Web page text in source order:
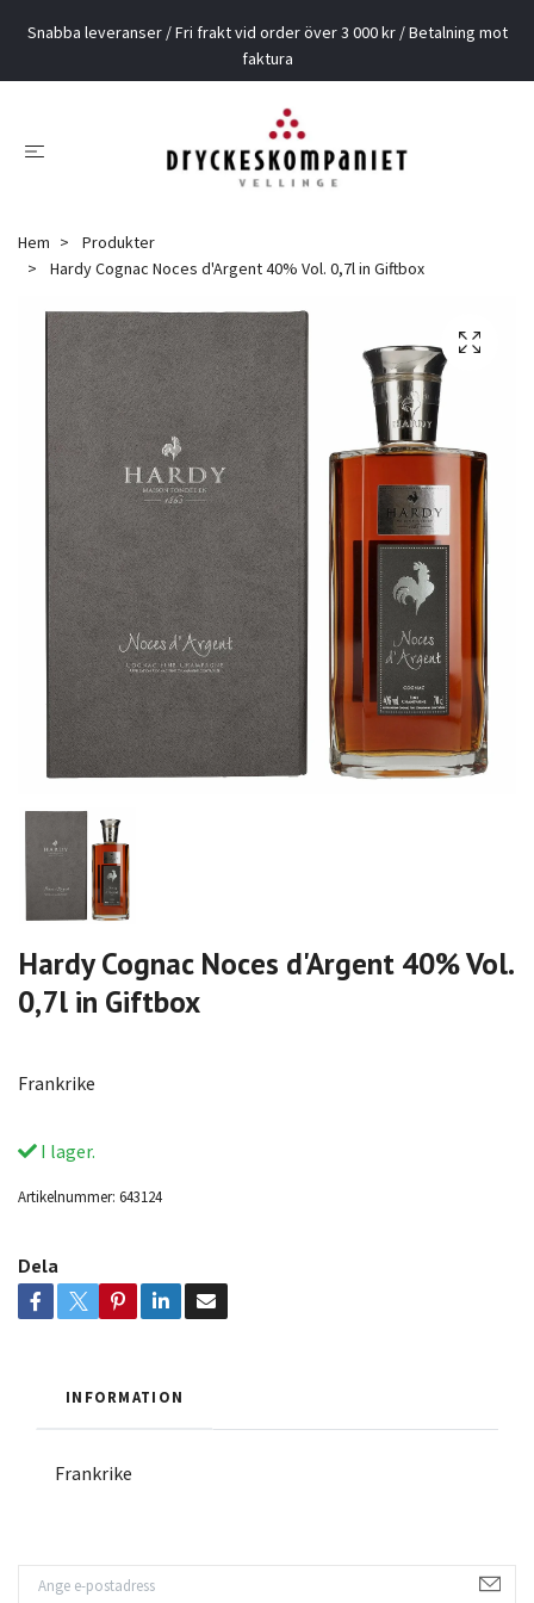
Snabba leveranser / Fri frakt vid order över 3 000 kr / Betalning mot
faktura
Hem
Produkter
Hardy Cognac Noces d'Argent 40% Vol. 0,7l in Giftbox
Hardy Cognac Noces d'Argent 40% Vol.
0,7l in Giftbox
Frankrike
I lager.
Artikelnummer: 643124
Dela
INFORMATION
Frankrike